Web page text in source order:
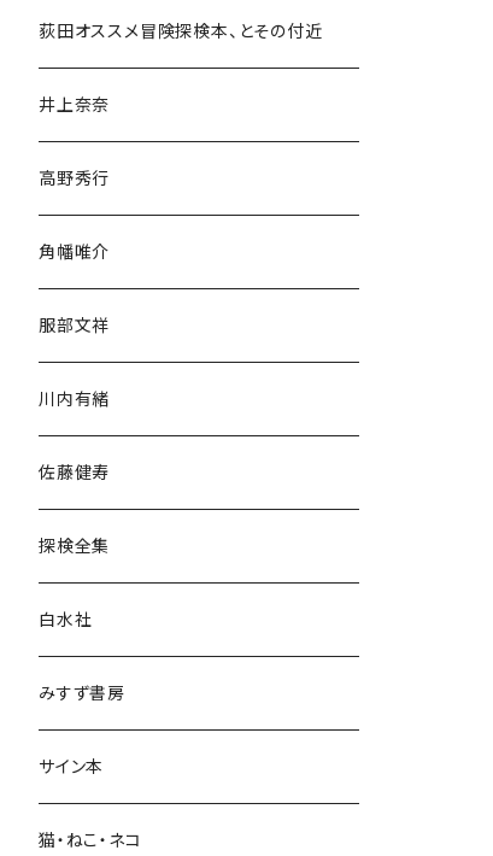
和書
文学・小説・物語
随筆・ノンフィクション・その他
民族・風習
言語・ことば
荻田オススメ冒険探検本、とその付近
井上奈奈
高野秀行
角幡唯介
服部文祥
川内有緒
佐藤健寿
探検全集
白水社
みすず書房
サイン本
猫・ねこ・ネコ